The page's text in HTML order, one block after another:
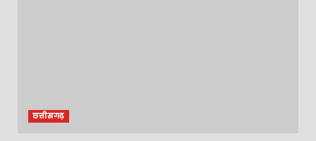
छत्तीसगढ़